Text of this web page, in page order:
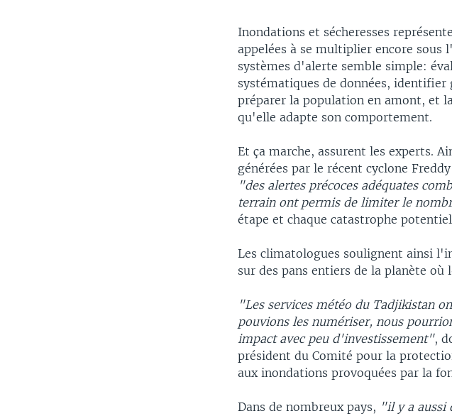
Inondations et sécheresses
appelées à se multiplier encore
systèmes d'alerte semble simple:
systématiques de données, identifier
préparer la population en amont, et
qu'elle adapte son comportement.
Et ça marche, assurent les experts.
générées par le récent cyclone
"des alertes précoces adéquates
terrain ont permis de limiter le
étape et chaque catastrophe
Les climatologues soulignent ainsi
sur des pans entiers de la planète où
"Les services météo du Tadjikistan
pouvions les numériser, nous
impact avec peu d'investissement",
président du Comité pour la
aux inondations provoquées par la
Dans de nombreux pays, "il y a aussi